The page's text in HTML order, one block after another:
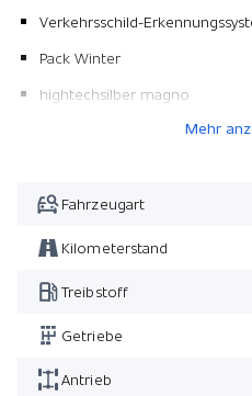
Verkehrsschild-
Pack Winter
hightechsilber magno
Trittbretter
AMG Zierteile Carbon
Sitzklimatisierung vorn
Mittelkonsole in schwarz
Mehr
Fahrzeugart
Kilometerstand
Treibstoff
Getriebe
Antrieb